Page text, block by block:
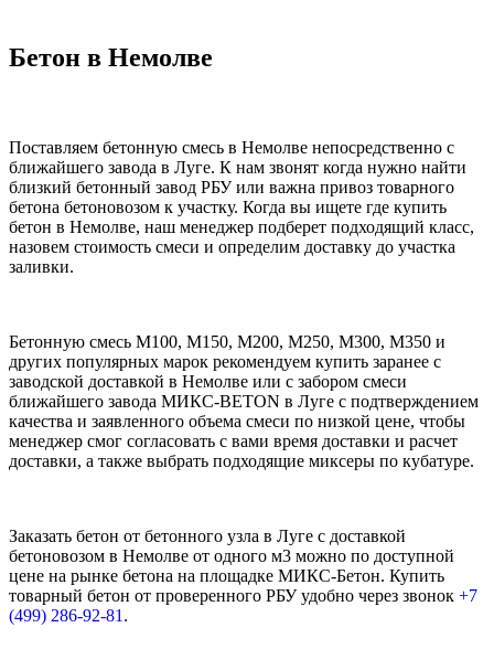
Бетон в Немолве
Поставляем бетонную смесь в Немолве непосредственно с
ближайшего завода в Луге. К нам звонят когда нужно найти
близкий бетонный завод РБУ или важна привоз товарного
бетона бетоновозом к участку. Когда вы ищете где купить
бетон в Немолве, наш менеджер подберет подходящий класс,
назовем стоимость смеси и определим доставку до участка
заливки.
Бетонную смесь М100, М150, М200, М250, М300, М350 и
других популярных марок рекомендуем купить заранее с
заводской доставкой в Немолве или с забором смеси
ближайшего завода МИКС-BETON в Луге с подтверждением
качества и заявленного объема смеси по низкой цене, чтобы
менеджер смог согласовать с вами время доставки и расчет
доставки, а также выбрать подходящие миксеры по кубатуре.
Заказать бетон от бетонного узла в Луге с доставкой
бетоновозом в Немолве от одного м3 можно по доступной
цене на рынке бетона на площадке МИКС-Бетон. Купить
товарный бетон от проверенного РБУ удобно через звонок +7
(499) 286-92-81 .